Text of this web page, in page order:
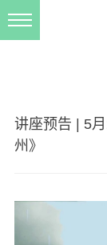
讲座预告 | 5
州》